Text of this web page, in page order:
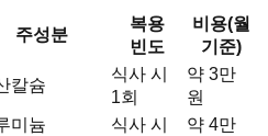
주성분
복용
빈도
비용(월
기준)
칼슘
식사 시
1회
약 3만
원
미늄
식사 시
약 4만